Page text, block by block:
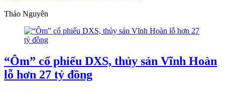
Thảo Nguyên
“Ôm” cổ phiếu DXS, thủy sản Vĩnh Hoàn
lỗ hơn 27 tỷ đồng